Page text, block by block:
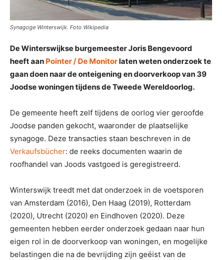
Synagoge Winterswijk. Foto Wikipedia
De Winterswijkse burgemeester Joris Bengevoord
heeft aan Pointer / De Monitorlaten weten onderzoek te
gaan doen naar de onteigening en doorverkoop van 39
Joodse woningen tijdens de Tweede Wereldoorlog.
De gemeente heeft zelf tijdens de oorlog vier geroofde
Joodse panden gekocht, waaronder de plaatselijke
synagoge. Deze transacties staan beschreven in de
Verkaufsbücher: de reeks documenten waarin de
roofhandel van Joods vastgoed is geregistreerd.
Winterswijk treedt met dat onderzoek in de voetsporen
van Amsterdam (2016), Den Haag (2019), Rotterdam
(2020), Utrecht (2020) en Eindhoven (2020). Deze
gemeenten hebben eerder onderzoek gedaan naar hun
eigen rol in de doorverkoop van woningen, en mogelijke
belastingen die na de bevrijding zijn geëist van de